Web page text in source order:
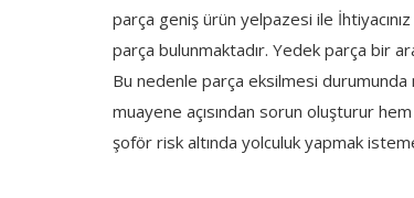
parça geniş ürün yelpazesi ile
parça bulunmaktadır. Yedek parça bir
Bu nedenle parça eksilmesi durumunda
muayene açısından sorun oluşturur
şoför risk altında yolculuk yapmak